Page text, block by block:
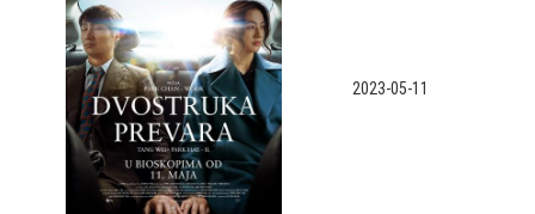
2023-05-11